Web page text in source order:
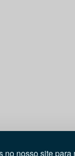
no nosso site